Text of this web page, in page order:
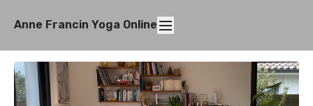
Anne Francin Yoga Online